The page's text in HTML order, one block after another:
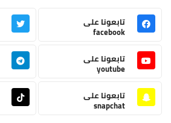
تابعونا على
facebook
تابعونا على
youtube
تابعونا على
snapchat